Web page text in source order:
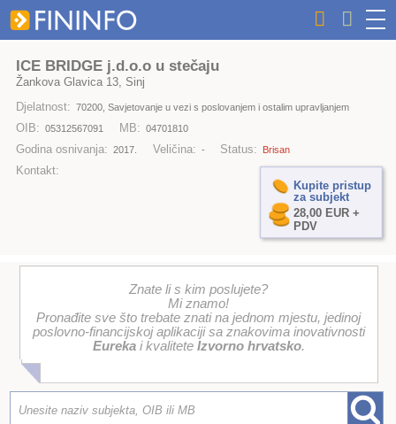
ICE BRIDGE j.d.o.o u stečaju
Žankova Glavica 13, Sinj
Djelatnost: 70200, Savjetovanje u vezi s poslovanjem i ostalim upravljanjem
OIB: 05312567091 MB: 04701810
Godina osnivanja: 2017. Veličina: - Status: Brisan
Kontakt:
Kupite pristup
za subjekt
28,00 EUR +
PDV
Znate li s kim poslujete?
Mi znamo!
Pronađite sve što trebate znati na jednom mjestu, jedinoj
poslovno-financijskoj aplikaciji sa znakovima inovativnosti
Eurekai kvalitete Izvorno hrvatsko.